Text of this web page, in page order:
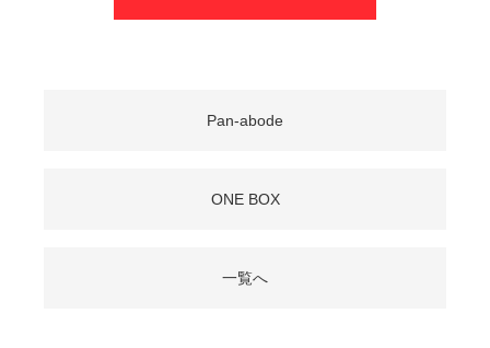
Pan-abode
ONE BOX
一覧へ